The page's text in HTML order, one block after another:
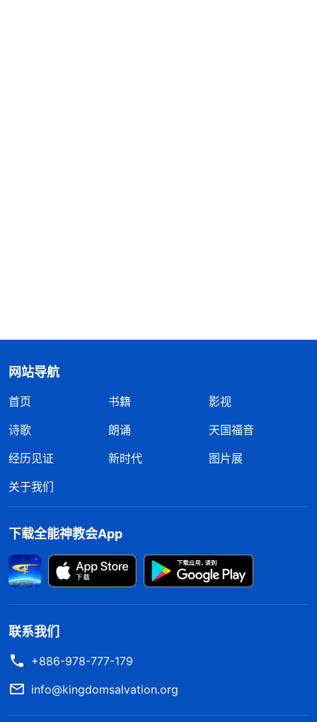
网站导航
首页 书籍
影视
诗歌
朗诵
天国福音
经历见证
新时代
图片展
关于我们
下载全能神教会App
联系我们
+886-978-777-179
info@kingdomsalvation.org